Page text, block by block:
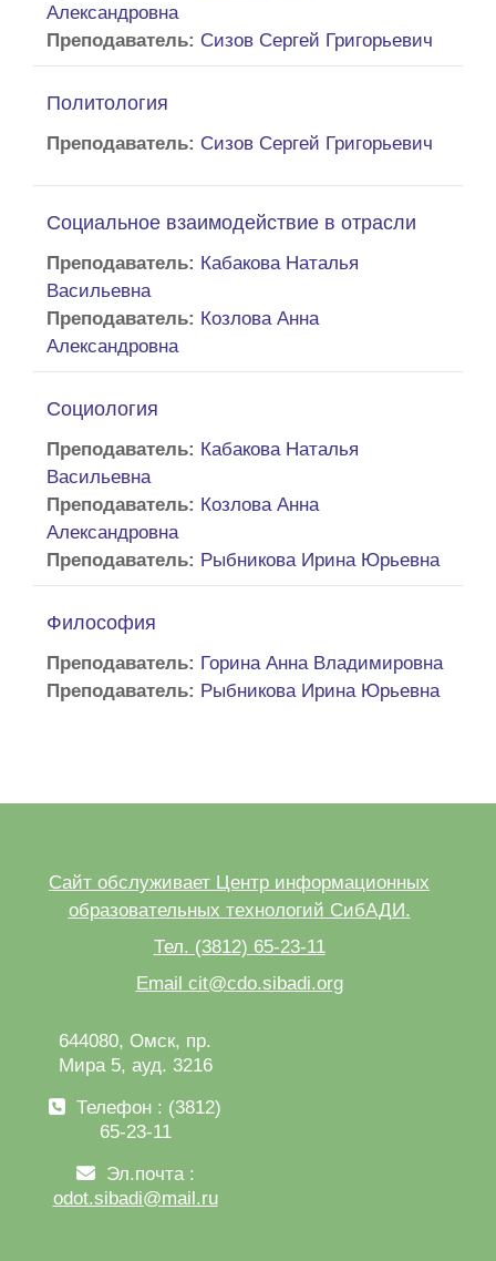
Александровна
Преподаватель: Сизов Сергей Григорьевич
Политология
Преподаватель: Сизов Сергей Григорьевич
Социальное взаимодействие в отрасли
Преподаватель: Кабакова Наталья
Васильевна
Преподаватель: Козлова Анна
Александровна
Социология
Преподаватель: Кабакова Наталья
Васильевна
Преподаватель: Козлова Анна
Александровна
Преподаватель: Рыбникова Ирина Юрьевна
Философия
Преподаватель: Горина Анна Владимировна
Преподаватель: Рыбникова Ирина Юрьевна
Сайт обслуживает Центр информационных
образовательных технологий СибАДИ.
Тел. (3812) 65-23-11
Email cit@cdo.sibadi.org
644080, Омск, пр.
Мира 5, ауд. 3216
Телефон : (3812)
65-23-11
Эл.почта :
odot.sibadi@mail.ru